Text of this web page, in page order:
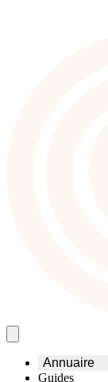
Annuaire
Guides